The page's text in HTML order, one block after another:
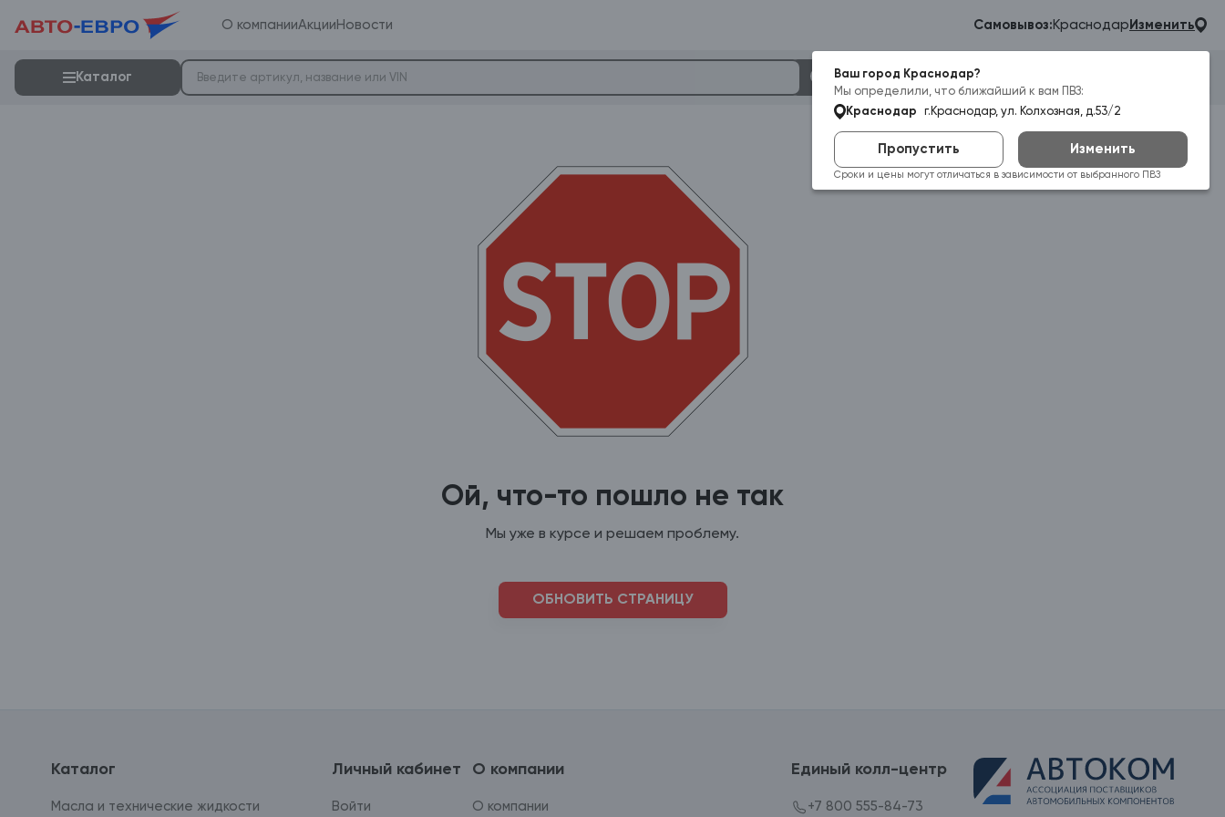
О компанииАкции Новости Самовывоз: Краснодар Изменить
Ваш город Краснодар?
Мы определили, что ближайший к вам ПВЗ:
Краснодар
г.Краснодар, ул. Колхозная, д.53/2
Пропустить Изменить
Сроки и цены могут отличаться в зависимости от выбранного ПВЗ
Каталог
Гараж
Ой, что-то пошло не так
Мы уже в курсе и решаем проблему.
ОБНОВИТЬ СТРАНИЦУ
Каталог
Масла и технические жидкости
Личный кабинет
Войти
О компании
О компании
Единый колл-центр
+7 800 555-84-73